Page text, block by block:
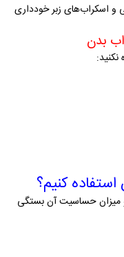
و اسکراب‌های زبر خودداری
بدن
:
کنیم؟
میزان حساسیت آن بستگی